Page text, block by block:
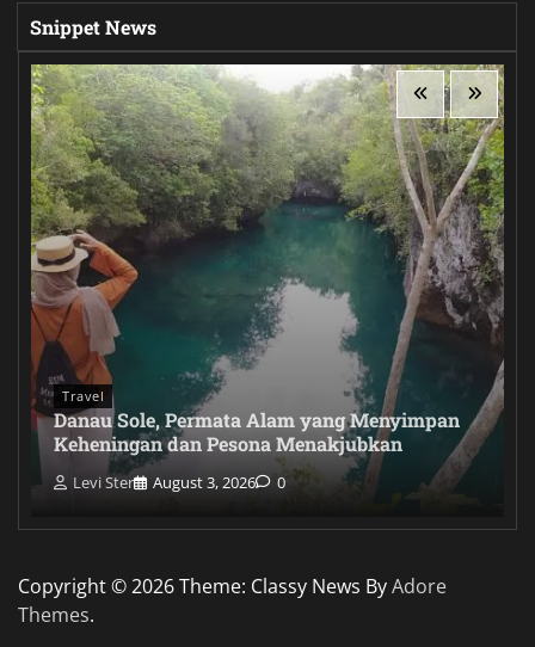
Snippet News
Travel
Danau Sole, Permata Alam yang Menyimpan
Keheningan dan Pesona Menakjubkan
Levi Ster August 3, 2026 0
Copyright © 2026Theme: Classy News ByAdore
Themes.